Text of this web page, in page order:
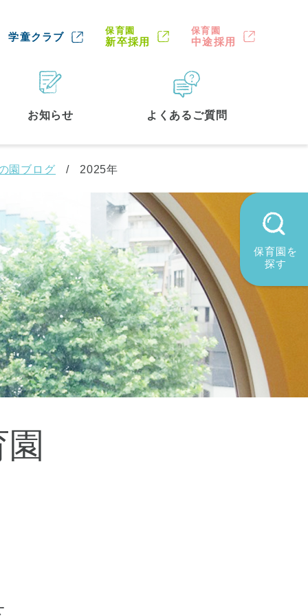
学童クラブ
保育園
新卒採用
保育園
中途採用
お知らせ よくあるご質問
保育園を
探す
墨田区(2) 品川区 (1)
杉並区(3) 板橋区(3)
三鷹市(2) 調布市(1)
千代田区(1) 豊島区(2)
園ブログ 2025年